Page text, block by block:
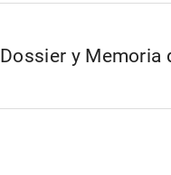
Dossier y Memoria